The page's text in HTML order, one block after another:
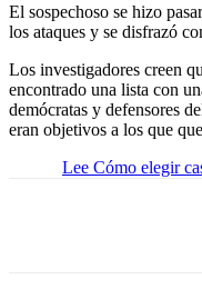
El sospechoso se hizo
los ataques y se disfrazó
Los investigadores creen
encontrado una lista con
demócratas y defensores
eran objetivos a los que
Lee Cómo elegir